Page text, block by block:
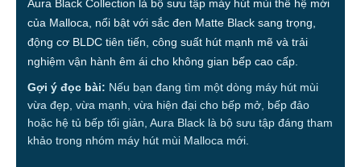
Aura Black Collection là bộ sưu tập máy hút mùi thế hệ mới
của Malloca, nổi bật với sắc đen Matte Black sang trọng,
động cơ BLDC tiên tiến, công suất hút mạnh mẽ và trải
nghiệm vận hành êm ái cho không gian bếp cao cấp.
Gợi ý đọc bài: Nếu bạn đang tìm một dòng máy hút mùi
vừa đẹp, vừa mạnh, vừa hiện đại cho bếp mở, bếp đảo
hoặc hệ tủ bếp tối giản, Aura Black là bộ sưu tập đáng tham
khảo trong nhóm máy hút mùi Malloca mới.